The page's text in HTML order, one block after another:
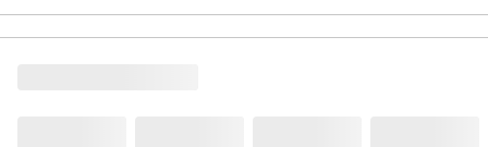
使用上の注意
首や体に結んで使用しないで下さい。使用
したままの就寝はお避け下さい。日のあた